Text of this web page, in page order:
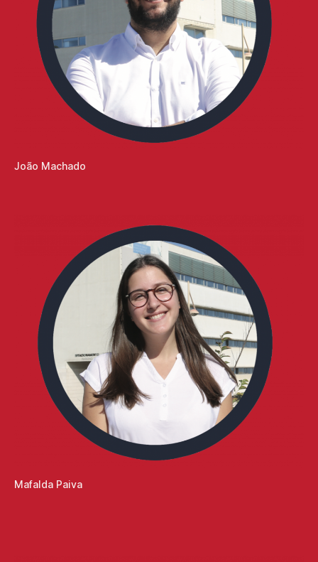
João Machado
Mafalda Paiva